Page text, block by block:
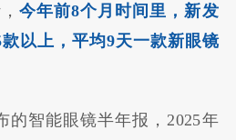
今年前8个月时间里，新发
以上，平均9天一款新眼镜
的智能眼镜半年报，2025年